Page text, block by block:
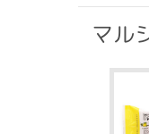
マル